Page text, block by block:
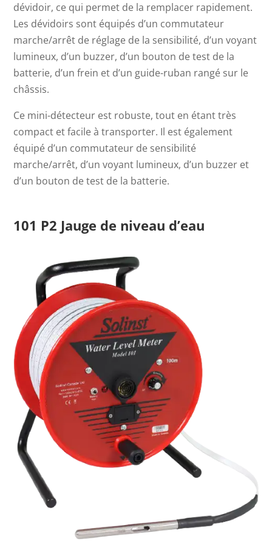
dévidoir, ce qui permet de la remplacer rapidement.
Les dévidoirs sont équipés d’un commutateur
marche/arrêt de réglage de la sensibilité, d’un voyant
lumineux, d’un buzzer, d’un bouton de test de la
batterie, d’un frein et d’un guide-ruban rangé sur le
châssis.
Ce mini-détecteur est robuste, tout en étant très
compact et facile à transporter. Il est également
équipé d’un commutateur de sensibilité
marche/arrêt, d’un voyant lumineux, d’un buzzer et
d’un bouton de test de la batterie.
101 P2 Jauge de niveau d’eau